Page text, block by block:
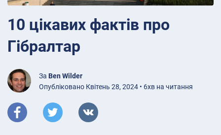
10 цікавих фактів про
Гібралтар
За Ben Wilder
Опубліковано Квітень 28, 2024 • 6хв на читання